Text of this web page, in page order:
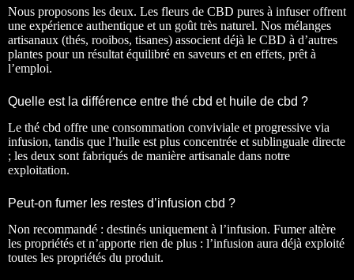
Nous proposons les deux. Les fleurs de CBD pures à infuser offrent
une expérience authentique et un goût très naturel. Nos mélanges
artisanaux (thés, rooibos, tisanes) associent déjà le CBD à d’autres
plantes pour un résultat équilibré en saveurs et en effets, prêt à
l’emploi.
Quelle est la différence entre thé cbd et huile de cbd ?
Le thé cbd offre une consommation conviviale et progressive via
infusion, tandis que l’huile est plus concentrée et sublinguale directe
; les deux sont fabriqués de manière artisanale dans notre
exploitation.
Peut-on fumer les restes d’infusion cbd ?
Non recommandé : destinés uniquement à l’infusion. Fumer altère
les propriétés et n’apporte rien de plus : l’infusion aura déjà exploité
toutes les propriétés du produit.